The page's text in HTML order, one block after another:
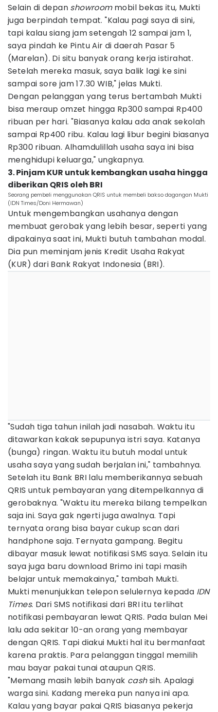
Selain di depan showroommobil bekas itu, Mukti
juga berpindah tempat. "Kalau pagi saya di sini,
tapi kalau siang jam setengah 12 sampai jam 1,
saya pindah ke Pintu Air di daerah Pasar 5
(Marelan). Di situ banyak orang kerja istirahat.
Setelah mereka masuk, saya balik lagi ke sini
sampai sore jam 17.30 WIB," jelas Mukti.
Dengan pelanggan yang terus bertambah Mukti
bisa meraup omzet hingga Rp300 sampai Rp400
ribuan per hari. "Biasanya kalau ada anak sekolah
sampai Rp400 ribu. Kalau lagi libur begini biasanya
Rp300 ribuan. Alhamdulillah usaha saya ini bisa
menghidupi keluarga," ungkapnya.
3. Pinjam KUR untuk kembangkan usaha hingga
diberikan QRIS oleh BRI
Seorang pembeli menggunakan QRIS untuk membeli bakso dagangan Mukti
(IDN Times/Doni Hermawan)
Untuk mengembangkan usahanya dengan
membuat gerobak yang lebih besar, seperti yang
dipakainya saat ini, Mukti butuh tambahan modal.
Dia pun meminjam jenis Kredit Usaha Rakyat
(KUR) dari Bank Rakyat Indonesia (BRI).
"Sudah tiga tahun inilah jadi nasabah. Waktu itu
ditawarkan kakak sepupunya istri saya. Katanya
(bunga) ringan. Waktu itu butuh modal untuk
usaha saya yang sudah berjalan ini," tambahnya.
Setelah itu Bank BRI lalu memberikannya sebuah
QRIS untuk pembayaran yang ditempelkannya di
gerobaknya. "Waktu itu mereka bilang tempelkan
saja ini. Saya gak ngerti juga awalnya. Tapi
ternyata orang bisa bayar cukup scan dari
handphone saja. Ternyata gampang. Begitu
dibayar masuk lewat notifikasi SMS saya. Selain itu
saya juga baru download Brimo ini tapi masih
belajar untuk memakainya," tambah Mukti.
Mukti menunjukkan telepon selulernya kepada IDN
Times. Dari SMS notifikasi dari BRI itu terlihat
notifikasi pembayaran lewat QRIS. Pada bulan Mei
lalu ada sekitar 10-an orang yang membayar
dengan QRIS. Tapi diakui Mukti hal itu bermanfaat
karena praktis. Para pelanggan tinggal memilih
mau bayar pakai tunai ataupun QRIS.
"Memang masih lebih banyak cashsih. Apalagi
warga sini. Kadang mereka pun nanya ini apa.
Kalau yang bayar pakai QRIS biasanya pekerja